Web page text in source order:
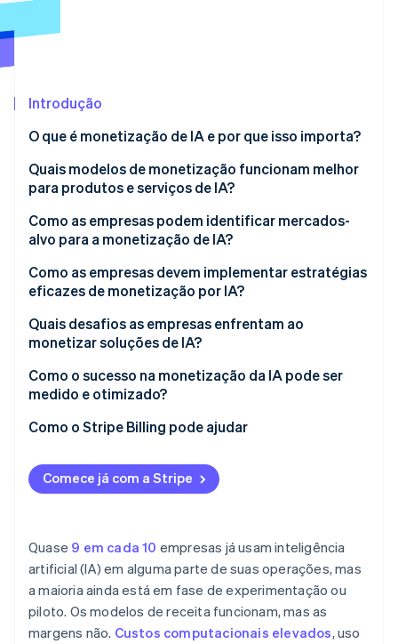
Veja como a Stripe está construindo a infraestrutura
Assista agora
Introdução
O que é monetização de IA e por que isso importa?
Quais modelos de monetização funcionam melhor
para produtos e serviços de IA?
Precificação baseada em uso
Modelos de assinatura e híbridos
Precificação baseada em resultados
Monetização direta vs. indireta
Como as empresas podem identificar mercados-
alvo para a monetização de IA?
Encontre um problema mensurável
Mapeie o centro de compras
Valide com pilotos
Siga a urgência
Como as empresas devem implementar estratégias
eficazes de monetização por IA?
Comece pelo que você realmente consegue medir
Trate o faturamento como parte do produto
Mantenha as evidências próximas ao processo de
Quais desafios as empresas enfrentam ao
monetizar soluções de IA?
Como o sucesso na monetização da IA pode ser
medido e otimizado?
Meça os indicadores certos
Use dados para refinar preços
Como o Stripe Billing pode ajudar
Comece já com a Stripe
Quase 9 em cada 10 empresas já usam inteligência
artificial (IA) em alguma parte de suas operações, mas
a maioria ainda está em fase de experimentação ou
piloto. Os modelos de receita funcionam, mas as
margens não. Custos computacionais elevados, uso